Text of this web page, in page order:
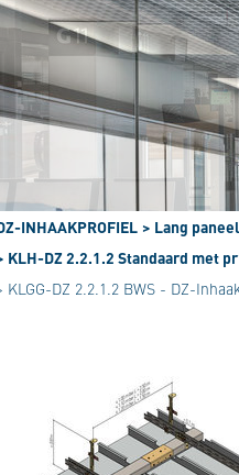
INHAAKPROFIEL > Lang paneel
KLH-DZ 2.2.1.2 Standaard met
KLGG-DZ 2.2.1.2 BWS - DZ-